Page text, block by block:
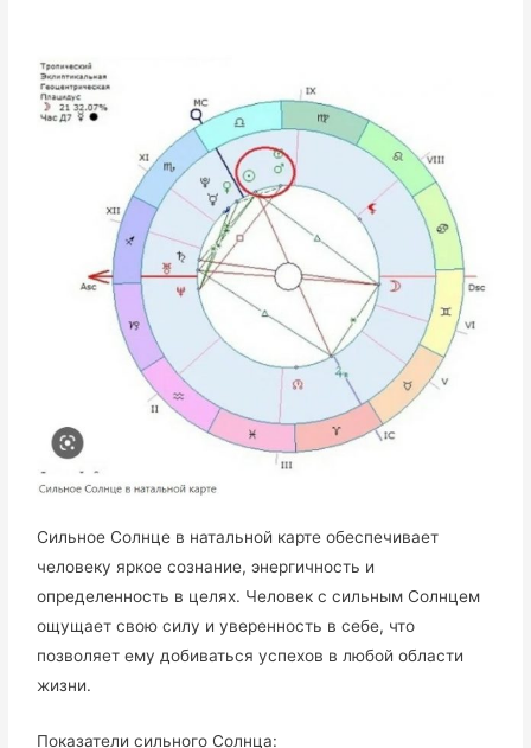
Сильное Солнце в натальной карте обеспечивает
человеку яркое сознание, энергичность и
определенность в целях. Человек с сильным Солнцем
ощущает свою силу и уверенность в себе, что
позволяет ему добиваться успехов в любой области
жизни.
Показатели сильного Солнца: